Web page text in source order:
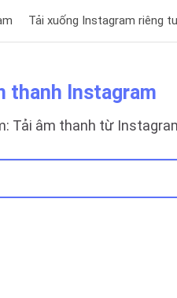
Tải xuống Instagram riêng
thanh Instagram
Tải âm thanh từ